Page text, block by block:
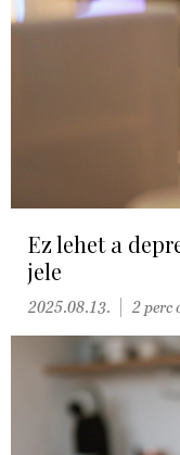
Ez lehet a
jele
2025.08.13. 2 perc